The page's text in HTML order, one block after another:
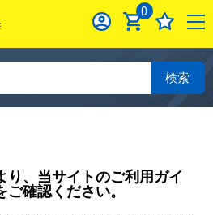
0
検索
り、当サイトのご利用ガイ
ご確認ください。